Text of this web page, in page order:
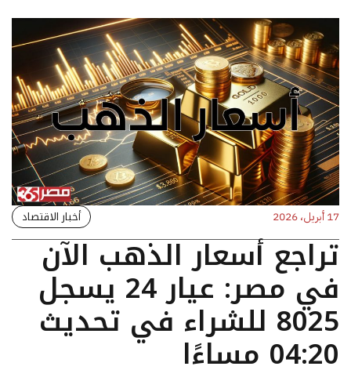
17 أبريل، 2026 أخبار الاقتصاد
تراجع أسعار الذهب الآن
في مصر: عيار 24 يسجل
8025 للشراء في تحديث
04:20 مساءًا